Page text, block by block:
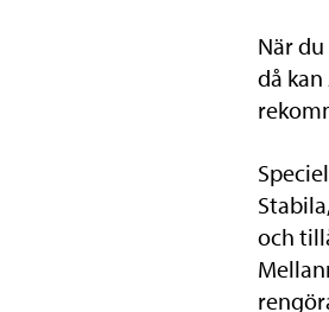
När
då kan
och